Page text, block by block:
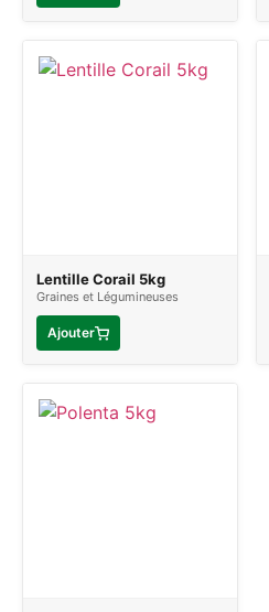
Lentille Corail 5kg
Graines et Légumineuses
Ajouter